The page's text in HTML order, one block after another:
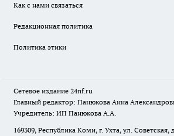
Как с нами связаться
Редакционная политика
Политика этики
Сетевое издание 24nf.ru
Главный редактор: Панюкова Анна
Учредитель: ИП Панюкова А.А.
169309, Республика Коми, г. Ухта, ул. Советская,